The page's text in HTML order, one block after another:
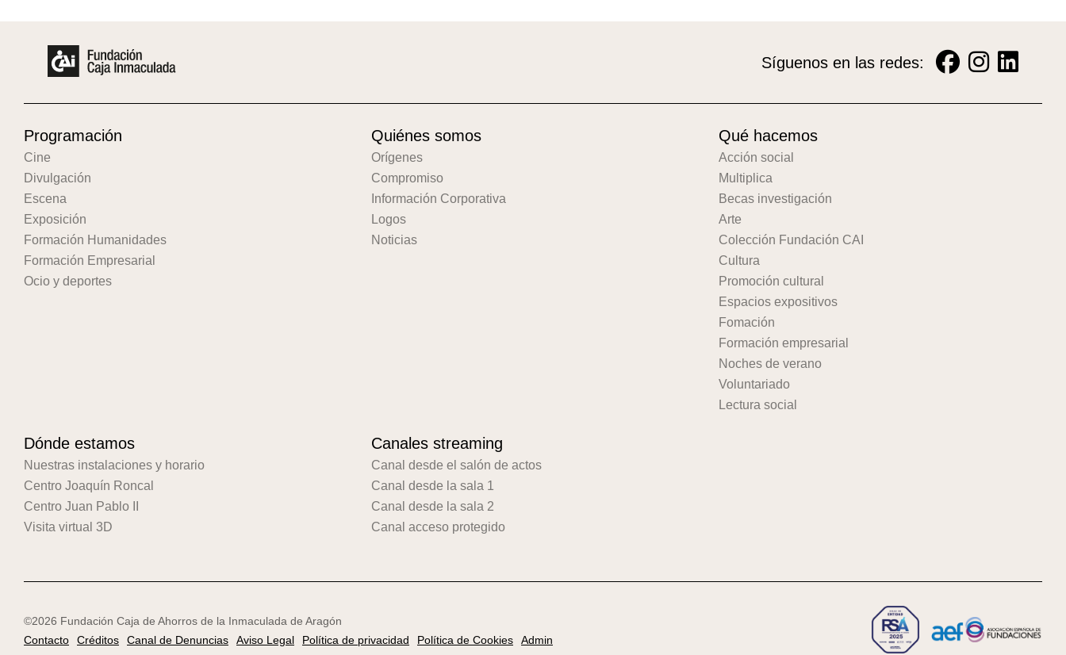
Síguenos en las redes:
Programación
Cine
Divulgación
Escena
Exposición
Formación Humanidades
Formación Empresarial
Ocio y deportes
Quiénes somos
Orígenes
Compromiso
Información Corporativa
Logos
Noticias
Qué hacemos
Acción social
Multiplica
Becas investigación
Arte
Colección Fundación CAI
Cultura
Promoción cultural
Espacios expositivos
Fomación
Formación empresarial
Noches de verano
Voluntariado
Lectura social
Dónde estamos
Nuestras instalaciones y horario
Centro Joaquín Roncal
Centro Juan Pablo II
Visita virtual 3D
Canales streaming
Canal desde el salón de actos
Canal desde la sala 1
Canal desde la sala 2
Canal acceso protegido
©2026 Fundación Caja de Ahorros de la Inmaculada de Aragón
Contacto
Créditos Canal de Denuncias Aviso Legal Política de privacidad Política de Cookies Admin